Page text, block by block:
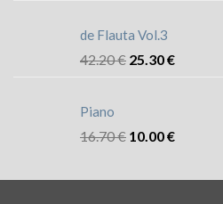
de Flauta Vol.3
42.20€ 25.30€
Piano
16.70€ 10.00€